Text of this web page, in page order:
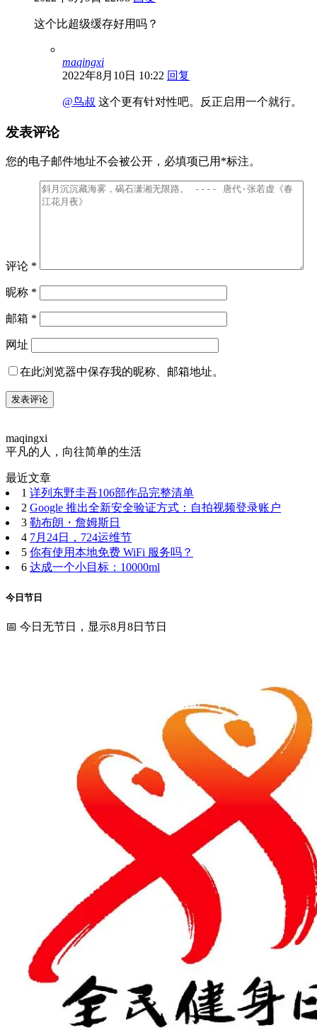
这个比超级缓存好用吗？
maqingxi
2022年8月10日 10:22 回复
@鸟叔 这个更有针对性吧。反正启用一个就行。
发表评论
您的电子邮件地址不会被公开， 必填项已用 *标注。
评论 *
昵称 *
邮箱 *
网址
在此浏览器中保存我的昵称、邮箱地址。
maqingxi
平凡的人，向往简单的生活
最近文章
1 详列东野圭吾106部作品完整清单
2 Google 推出全新安全验证方式：自拍视频登录账户
3 勒布朗・詹姆斯日
4 7月24日，724运维节
5 你有使用本地免费 WiFi 服务吗？
6 达成一个小目标：10000ml
今日节日
📅 今日无节日，显示8月8日节日